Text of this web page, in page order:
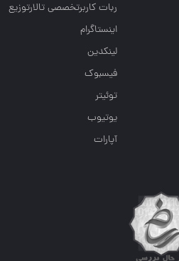
ربات کاربرتخصصی تالارتوزیع
اینستاگرام
لینکدین
فیسبوک
توئیتر
یوتیوب
آپارات